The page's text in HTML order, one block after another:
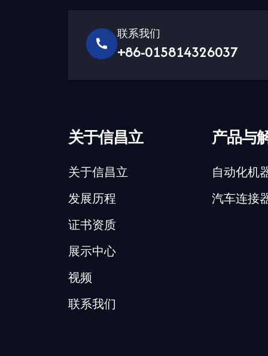
联系我们
+86-015814326037
关于信昌立
关于信昌立
发展历程
证书资质
展示中心
视频
联系我们
产品与
自动化机
汽车连接